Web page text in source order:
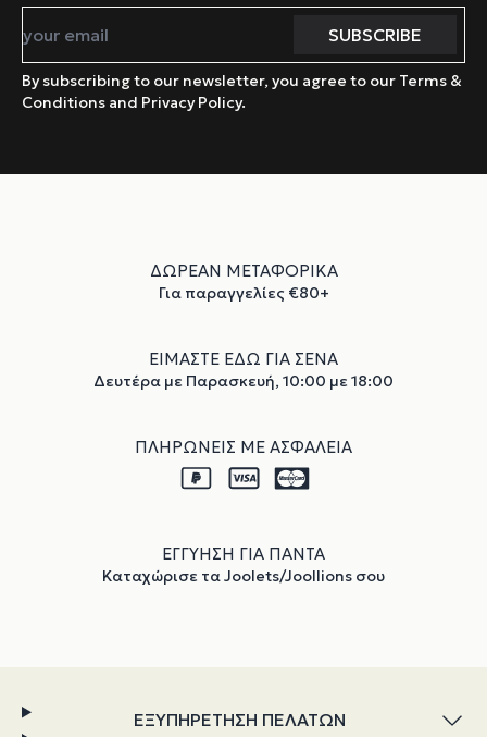
By subscribing to our newsletter, you agree to our Terms &
Conditions and Privacy Policy.
ΔΩΡΕΑΝ ΜΕΤΑΦΟΡΙΚΑ
Για παραγγελίες €80+
ΕΙΜΑΣΤΕ ΕΔΩ ΓΙΑ ΣΕΝΑ
Δευτέρα με Παρασκευή, 10:00 με 18:00
ΠΛΗΡΩΝΕΙΣ ΜΕ ΑΣΦΑΛΕΙΑ
ΕΓΓΥΗΣΗ ΓΙΑ ΠΑΝΤΑ
Καταχώρισε τα Joolets/Joollions σου
ΕΞΥΠΗΡΕΤΗΣΗ ΠΕΛΑΤΩΝ